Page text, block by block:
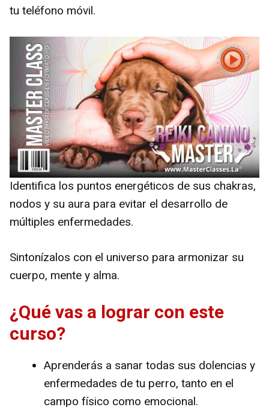
tu teléfono móvil.
Identifica los puntos energéticos de sus chakras,
nodos y su aura para evitar el desarrollo de
múltiples enfermedades.
Sintonízalos con el universo para armonizar su
cuerpo, mente y alma.
¿Qué vas a lograr con este
curso?
Aprenderás a sanar todas sus dolencias y
enfermedades de tu perro, tanto en el
campo físico como emocional.